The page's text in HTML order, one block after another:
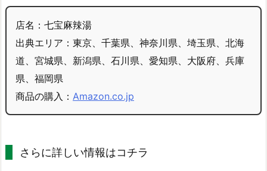
店名：七宝麻辣湯
出典エリア：東京、千葉県、神奈川県、埼玉県、北海
道、宮城県、新潟県、石川県、愛知県、大阪府、兵庫
県、福岡県
商品の購入： Amazon.co.jp
さらに詳しい情報はコチラ